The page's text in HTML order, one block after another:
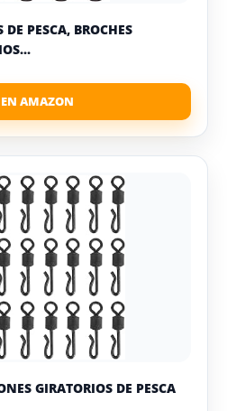
PESCA, BROCHES
GIRATORIOS DE PESCA